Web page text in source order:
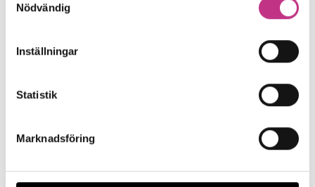
Nödvändig
Inställningar
Statistik
Marknadsföring
2 MIN LÄSTID : 19 DEC 2025